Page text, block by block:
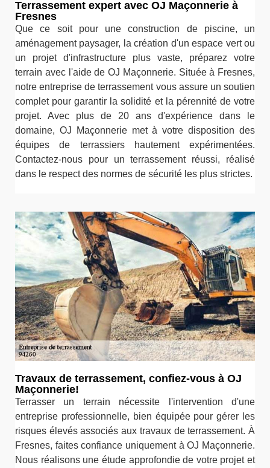
Terrassement expert avec OJ Maçonnerie à
Fresnes
Que ce soit pour une construction de piscine, un
aménagement paysager, la création d'un espace vert ou
un projet d'infrastructure plus vaste, préparez votre
terrain avec l'aide de OJ Maçonnerie. Située à Fresnes,
notre entreprise de terrassement vous assure un soutien
complet pour garantir la solidité et la pérennité de votre
projet. Avec plus de 20 ans d'expérience dans le
domaine, OJ Maçonnerie met à votre disposition des
équipes de terrassiers hautement expérimentées.
Contactez-nous pour un terrassement réussi, réalisé
dans le respect des normes de sécurité les plus strictes.
Travaux de terrassement, confiez-vous à OJ
Maçonnerie!
Terrasser un terrain nécessite l'intervention d'une
entreprise professionnelle, bien équipée pour gérer les
risques élevés associés aux travaux de terrassement. À
Fresnes, faites confiance uniquement à OJ Maçonnerie.
Nous réalisons une étude approfondie de votre projet et